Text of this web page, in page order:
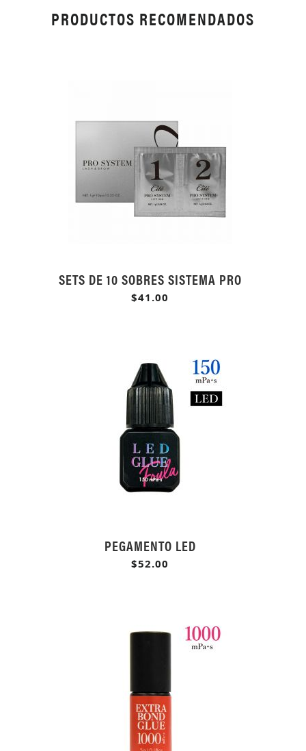
PRODUCTOS RECOMENDADOS
SETS DE 10 SOBRES SISTEMA PRO
$41.00
PEGAMENTO LED
$52.00